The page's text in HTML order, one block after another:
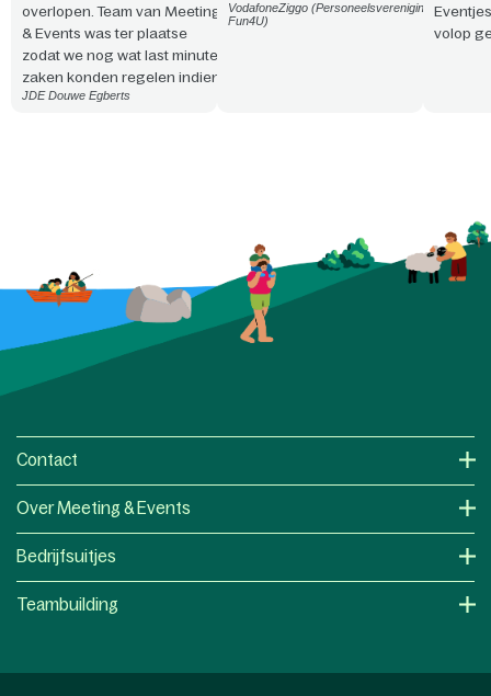
overlopen. Team van Meeting
& Events was ter plaatse
zodat we nog wat last minute
zaken konden regelen indien
nodig. Vriendelijke en
JDE Douwe Egberts
VodafoneZiggo (Personeelsvereniging
Fun4U)
volop
Contact
Over Meeting & Events
Bedrijfsuitjes
Teambuilding